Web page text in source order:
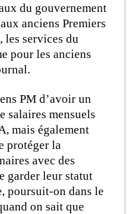
du gouvernement
anciens Premiers
les services du
pour les anciens
PM d’avoir un
salaires mensuels
mais également
protéger la
avec des
garder leur statut
poursuit-on dans le
on sait que